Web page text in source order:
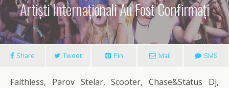
Artiști Internaționali Au Fost Confirmați
Share Tweet Pin Mail SMS
Faithless, Parov Stelar, Scooter, Chase&Status Dj,